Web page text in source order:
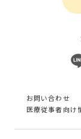
お問い合わせ
医療従事者向け